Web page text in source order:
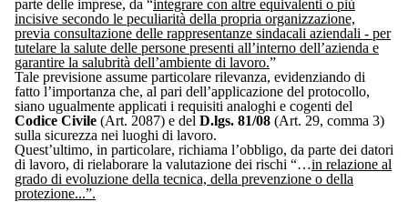
parte delle imprese, da “integrare con altre equivalenti o più
incisive secondo le peculiarità della propria organizzazione,
previa consultazione delle rappresentanze sindacali aziendali - per
tutelare la salute delle persone presenti all’interno dell’azienda e
garantire la salubrità dell’ambiente di lavoro.”
Tale previsione assume particolare rilevanza, evidenziando di
fatto l’importanza che, al pari dell’applicazione del protocollo,
siano ugualmente applicati i requisiti analoghi e cogenti del
Codice Civile (Art. 2087) e del D.lgs. 81/08 (Art. 29, comma 3)
sulla sicurezza nei luoghi di lavoro.
Quest’ultimo, in particolare, richiama l’obbligo, da parte dei datori
di lavoro, di rielaborare la valutazione dei rischi “…in relazione al
grado di evoluzione della tecnica, della prevenzione o della
protezione...”.